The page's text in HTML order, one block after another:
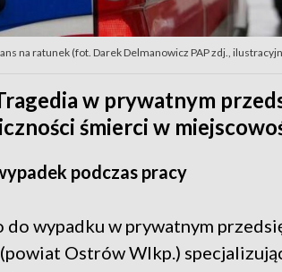
na ratunek (fot. Darek Delmanowicz PAP zdj.,
w prywatnym
śmierci w
podczas pracy
do wypadku w prywatnym
(powiat Ostrów Wlkp.)